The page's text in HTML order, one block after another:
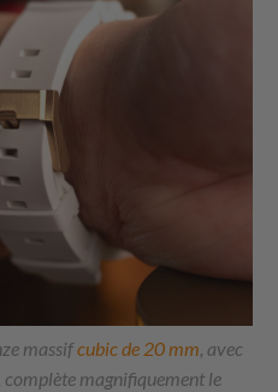
massifcubic de 20 mm, avec
complète magnifiquement le